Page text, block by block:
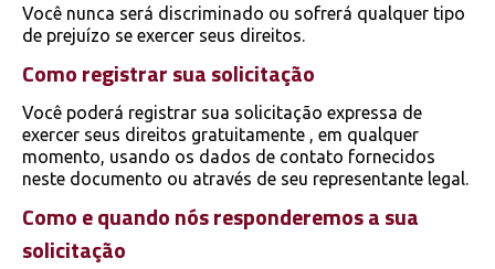
Você nunca será discriminado ou sofrerá qualquer tipo
de prejuízo se exercer seus direitos.
Como registrar sua solicitação
Você poderá registrar sua solicitação expressa de
exercer seus direitos gratuitamente , em qualquer
momento, usando os dados de contato fornecidos
neste documento ou através de seu representante legal.
Como e quando nós responderemos a sua
solicitação